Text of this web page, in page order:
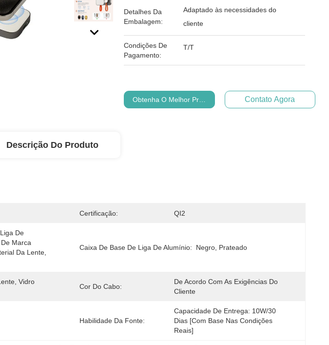
Detalhes Da
Embalagem:
Adaptado às necessidades do
cliente
Condições De
Pagamento:
T/T
Obtenha O Melhor Preço Contato Agora
Descrição Do Produto
Certificação: QI2
De
Marca
Da Lente,
Caixa De Base De Liga De Alumínio: Negro, Prateado
Vidro
Cor Do Cabo:
De Acordo Com As Exigências Do
Cliente
Habilidade Da Fonte:
Capacidade De Entrega: 10W/30
Dias [com Base Nas Condições
Reais]